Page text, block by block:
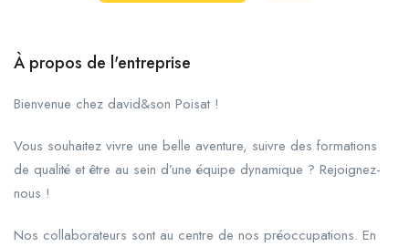
À propos de l'entreprise
Bienvenue chez david&son Poisat !
Vous souhaitez vivre une belle aventure, suivre des formations
de qualité et être au sein d’une équipe dynamique ? Rejoignez-
nous !
Nos collaborateurs sont au centre de nos préoccupations. En